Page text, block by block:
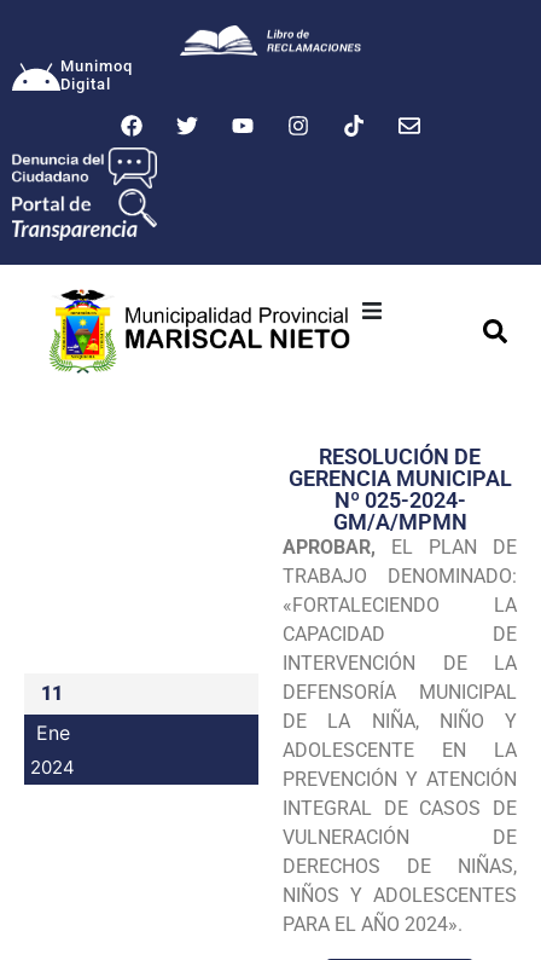
Munimoq
Digital
Transparencia
Seguridad
Programas
Intranet
11
Ene
2024
RESOLUCIÓN DE
GERENCIA MUNICIPAL
Nº 025-2024-
GM/A/MPMN
APROBAR, EL PLAN DE
TRABAJO DENOMINADO:
«FORTALECIENDO LA
CAPACIDAD DE
INTERVENCIÓN DE LA
DEFENSORÍA MUNICIPAL
DE LA NIÑA, NIÑO Y
ADOLESCENTE EN LA
PREVENCIÓN Y ATENCIÓN
INTEGRAL DE CASOS DE
VULNERACIÓN DE
DERECHOS DE NIÑAS,
NIÑOS Y ADOLESCENTES
PARA EL AÑO 2024».